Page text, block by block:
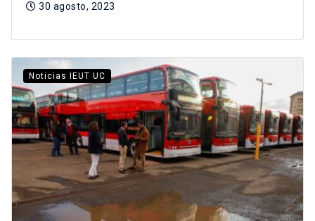
30 agosto, 2023
Noticias IEUT UC